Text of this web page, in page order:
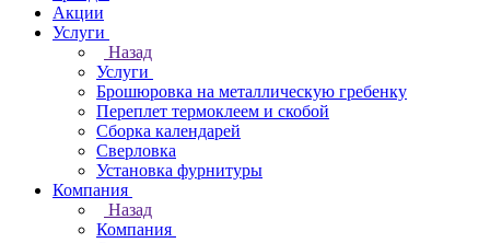
Акции
Услуги
Назад
Услуги
Брошюровка на металлическую гребенку
Переплет термоклеем и скобой
Сборка календарей
Сверловка
Установка фурнитуры
Компания
Назад
Компания